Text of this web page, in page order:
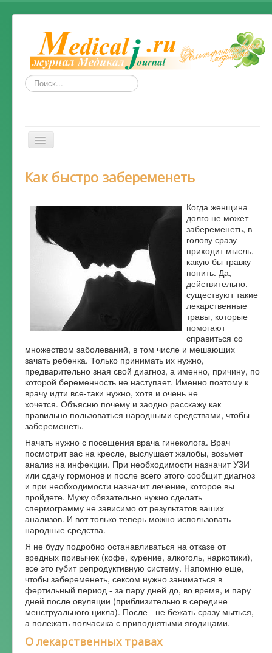
Искать...
Включить/
выключить
Весь Медикал
Народные рецепты от болезней
Народные средства и методы
Альтернативная медицина
Как быстро забеременеть
Когда женщина
долго не может
забеременеть, в
голову сразу
приходит мысль,
какую бы травку
попить. Да,
действительно,
существуют такие
лекарственные
травы, которые
помогают
справиться со
множеством заболеваний, в том числе и мешающих
зачать ребенка. Только принимать их нужно,
предварительно зная свой диагноз, а именно, причину, по
которой беременность не наступает. Именно поэтому к
врачу идти все-таки нужно, хотя и очень не
хочется. Объясню почему и заодно расскажу как
правильно пользоваться народными средствами, чтобы
забеременеть.
Начать нужно с посещения врача гинеколога. Врач
посмотрит вас на кресле, выслушает жалобы, возьмет
анализ на инфекции. При необходимости назначит УЗИ
или сдачу гормонов и после всего этого сообщит диагноз
и при необходимости назначит лечение, которое вы
пройдете. Мужу обязательно нужно сделать
спермограмму не зависимо от результатов ваших
анализов. И вот только теперь можно использовать
народные средства.
Я не буду подробно останавливаться на отказе от
вредных привычек (кофе, курение, алкоголь, наркотики),
все это губит репродуктивную систему. Напомню еще,
чтобы забеременеть, сексом нужно заниматься в
фертильный период - за пару дней до, во время, и пару
дней после овуляции (приблизительно в середине
менструального цикла). После - не бежать сразу мыться,
а полежать полчасика с приподнятыми ягодицами.
О лекарственных травах